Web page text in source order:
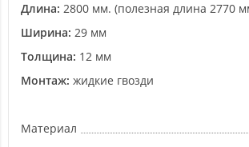
Длина: 2800 мм. (полезная длина 2770
Ширина: 29 мм
Толщина: 12 мм
Монтаж: жидкие гвозди
Материал